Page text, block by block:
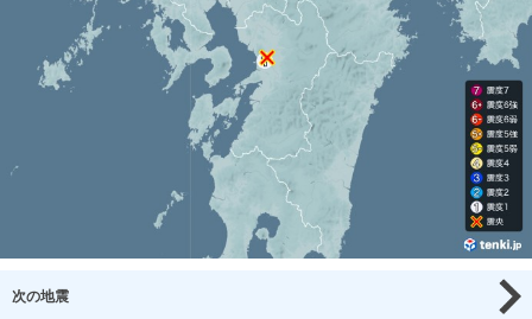
次の地震